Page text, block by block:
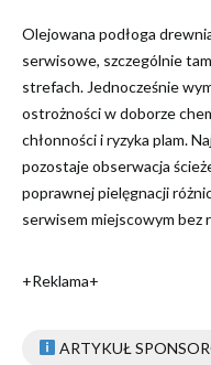
Olejowana podłoga
serwisowe, szczególnie
strefach. Jednocześnie
ostrożności w doborze
chłonności i ryzyka plam.
pozostaje obserwacja
poprawnej pielęgnacji
serwisem miejscowym bez
+Reklama+
ARTYKUŁ